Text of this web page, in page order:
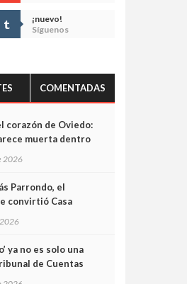
¡nuevo!
Síguenos
COMENTADAS
corazón de Oviedo:
muerta dentro
sus últimos
2026
Parrondo, el
convirtió Casa
2026
ya no es solo una
de Cuentas